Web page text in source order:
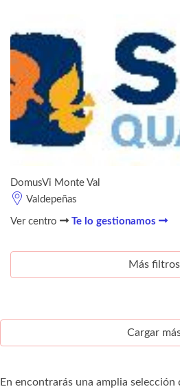
DomusVi Monte Val
Valdepeñas
Ver centro Te lo gestionamos
Más filtros
Cargar
En encontrarás una amplia selección